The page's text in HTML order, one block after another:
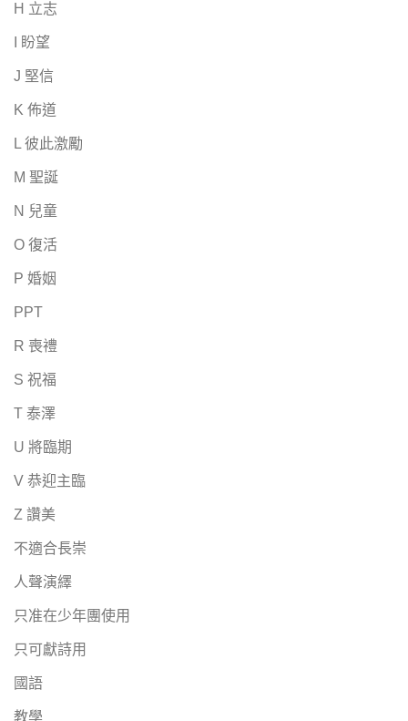
H 立志
I 盼望
J 堅信
K 佈道
L 彼此激勵
M 聖誕
N 兒童
O 復活
P 婚姻
PPT
R 喪禮
S 祝福
T 泰澤
U 將臨期
V 恭迎主臨
Z 讚美
不適合長崇
人聲演繹
只准在少年團使用
只可獻詩用
國語
教學